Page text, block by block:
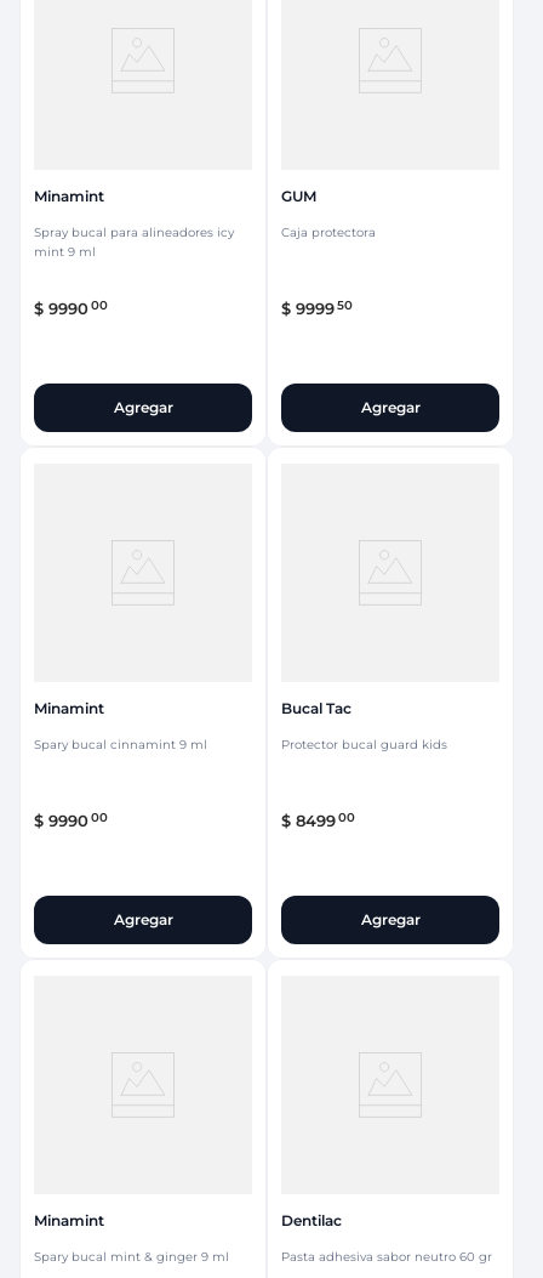
Minamint
Spray bucal para alineadores icy
mint 9 ml
$ 999000
Agregar
GUM
Caja protectora
$ 999950
Agregar
Minamint
Spary bucal cinnamint 9 ml
$ 999000
Agregar
Bucal Tac
Protector bucal guard kids
$ 849900
Agregar
Minamint
Spary bucal mint & ginger 9 ml
Dentilac
Pasta adhesiva sabor neutro 60 gr